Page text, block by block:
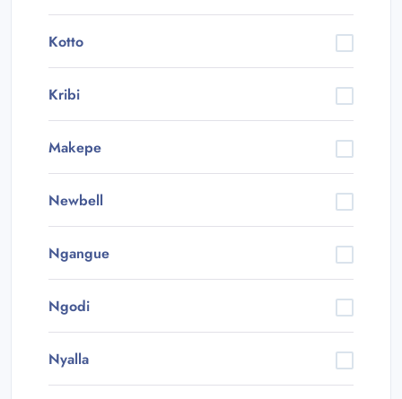
Kotto
Kribi
Makepe
Newbell
Ngangue
Ngodi
Nyalla